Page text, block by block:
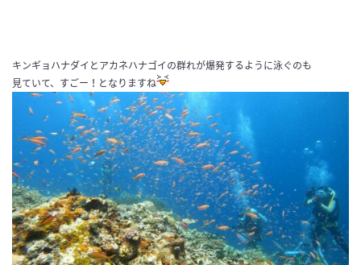
キンギョハナダイとアカネハナゴイの群れが爆発するように泳ぐのも
見ていて、すごー！となりますね